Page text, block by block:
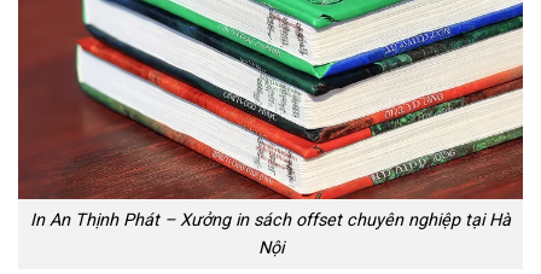
In An Thịnh Phát – Xưởng in sách offset chuyên nghiệp tại Hà
Nội